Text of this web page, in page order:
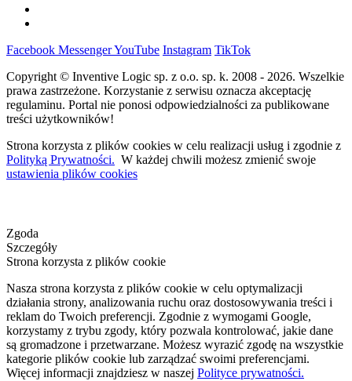
Facebook MessengerYouTube Instagram TikTok
Copyright © Inventive Logic sp. z o.o. sp. k. 2008 - 2026. Wszelkie
prawa zastrzeżone. Korzystanie z serwisu oznacza akceptację
regulaminu. Portal nie ponosi odpowiedzialności za publikowane
treści użytkowników!
Strona korzysta z plików cookies w celu realizacji usług i zgodnie z
Polityką Prywatności. W każdej chwili możesz zmienić swoje
ustawienia plików cookies
Zgoda
Szczegóły
Strona korzysta z plików cookie
Nasza strona korzysta z plików cookie w celu optymalizacji
działania strony, analizowania ruchu oraz dostosowywania treści i
reklam do Twoich preferencji. Zgodnie z wymogami Google,
korzystamy z trybu zgody, który pozwala kontrolować, jakie dane
są gromadzone i przetwarzane. Możesz wyrazić zgodę na wszystkie
kategorie plików cookie lub zarządzać swoimi preferencjami.
Więcej informacji znajdziesz w naszej Polityce prywatności.